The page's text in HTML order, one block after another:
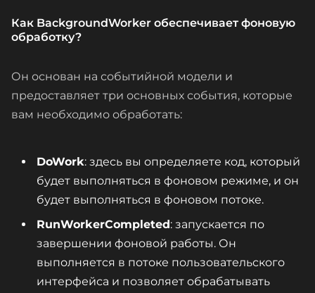
Как BackgroundWorker обеспечивает фоновую
обработку?
Он основан на событийной модели и
предоставляет три основных события, которые
вам необходимо обработать:
DoWork: здесь вы определяете код, который
будет выполняться в фоновом режиме, и он
будет выполняться в фоновом потоке.
RunWorkerCompleted: запускается по
завершении фоновой работы. Он
выполняется в потоке пользовательского
интерфейса и позволяет обрабатывать